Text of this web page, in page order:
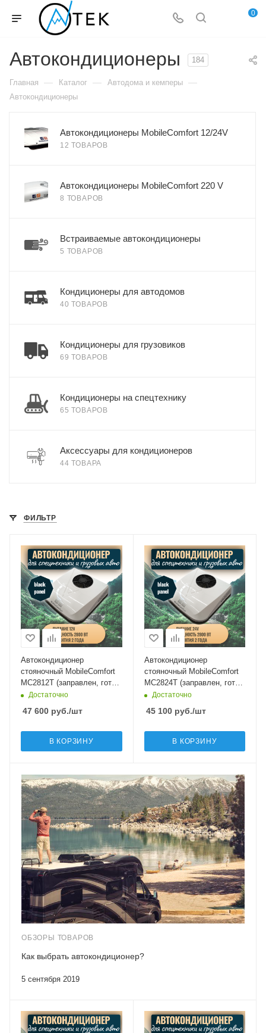
0
Автокондиционеры 184
Главная — Каталог — Автодома и кемперы —
Автокондиционеры
Автокондиционеры MobileComfort 12/24V
12 ТОВАРОВ
Автокондиционеры MobileComfort 220 V
8 ТОВАРОВ
Встраиваемые автокондиционеры
5 ТОВАРОВ
Кондиционеры для автодомов
40 ТОВАРОВ
Кондиционеры для грузовиков
69 ТОВАРОВ
Кондиционеры на спецтехнику
65 ТОВАРОВ
Аксессуары для кондиционеров
44 ТОВАРА
ФИЛЬТР
Автокондиционер
стояночный MobileComfort
MC2812T (заправлен, готов
к установке)
Достаточно
47 600 руб./шт
В КОРЗИНУ
Автокондиционер
стояночный MobileComfort
MC2824T (заправлен, готов
к установке)
Достаточно
45 100руб./шт
В КОРЗИНУ
ОБЗОРЫ ТОВАРОВ
5 сентября 2019
Как выбрать автокондиционер?